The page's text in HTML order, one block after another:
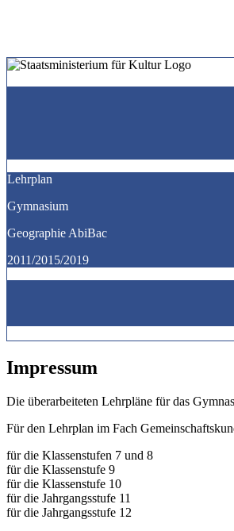
Lehrplan
Gymnasium
Geographie AbiBac
2011/2015/2019
Impressum
Die überarbeiteten Lehrpläne für das
Für den Lehrplan im Fach
für die Klassenstufen 7
für die Klassenstufe 9
für die Klassenstufe 10
für die Jahrgangsstufe
für die Jahrgangsstufe